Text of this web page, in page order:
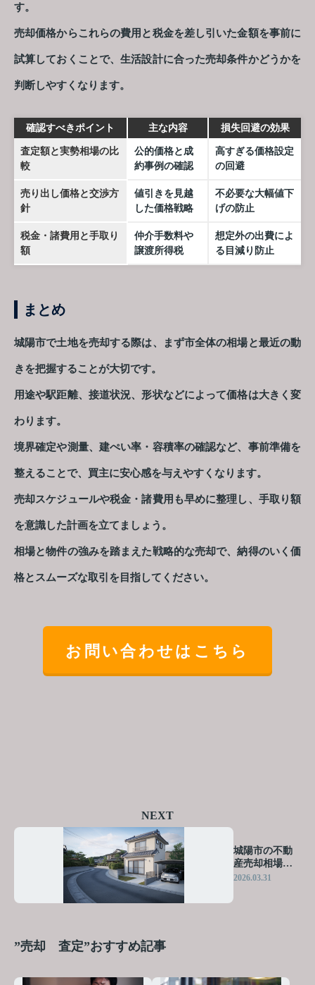
す。
売却価格からこれらの費用と税金を差し引いた金額を事前に
試算しておくことで、生活設計に合った売却条件かどうかを
判断しやすくなります。
確認すべきポイント 主な内容 損失回避の効果
査定額と実勢相場の比
較
公的価格と成
約事例の確認
高すぎる価格設定
の回避
売り出し価格と交渉方
針
値引きを見越
した価格戦略
不必要な大幅値下
げの防止
税金・諸費用と手取り
額
仲介手数料や
譲渡所得税
想定外の出費によ
る目減り防止
まとめ
城陽市で土地を売却する際は、まず市全体の相場と最近の動
きを把握することが大切です。
用途や駅距離、接道状況、形状などによって価格は大きく変
わります。
境界確定や測量、建ぺい率・容積率の確認など、事前準備を
整えることで、買主に安心感を与えやすくなります。
売却スケジュールや税金・諸費用も早めに整理し、手取り額
を意識した計画を立てましょう。
相場と物件の強みを踏まえた戦略的な売却で、納得のいく価
格とスムーズな取引を目指してください。
お問い合わせはこちら
NEXT
城陽市の不動
産売却相場
は？一戸建て
2026.03.31
”売却 査定”おすすめ記事